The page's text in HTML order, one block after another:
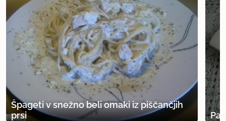
Špageti v snežno beli omaki iz piščančjih
prsi